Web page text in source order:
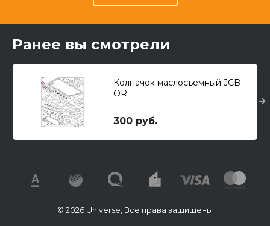
Ранее вы смотрели
Колпачок маслосъемный JCB
OR
300 руб.
© 2026 Universe, Все права защищены